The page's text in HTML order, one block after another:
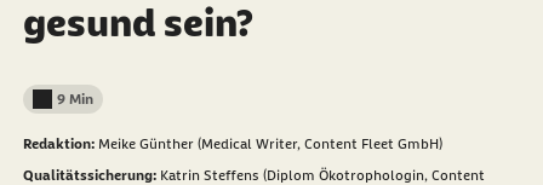
gesund sein?
Lesedauer weniger als
9 Min
Redaktion: Meike Günther (Medical Writer, Content Fleet GmbH)
Qualitätssicherung: Katrin Steffens (Diplom Ökotrophologin, Content